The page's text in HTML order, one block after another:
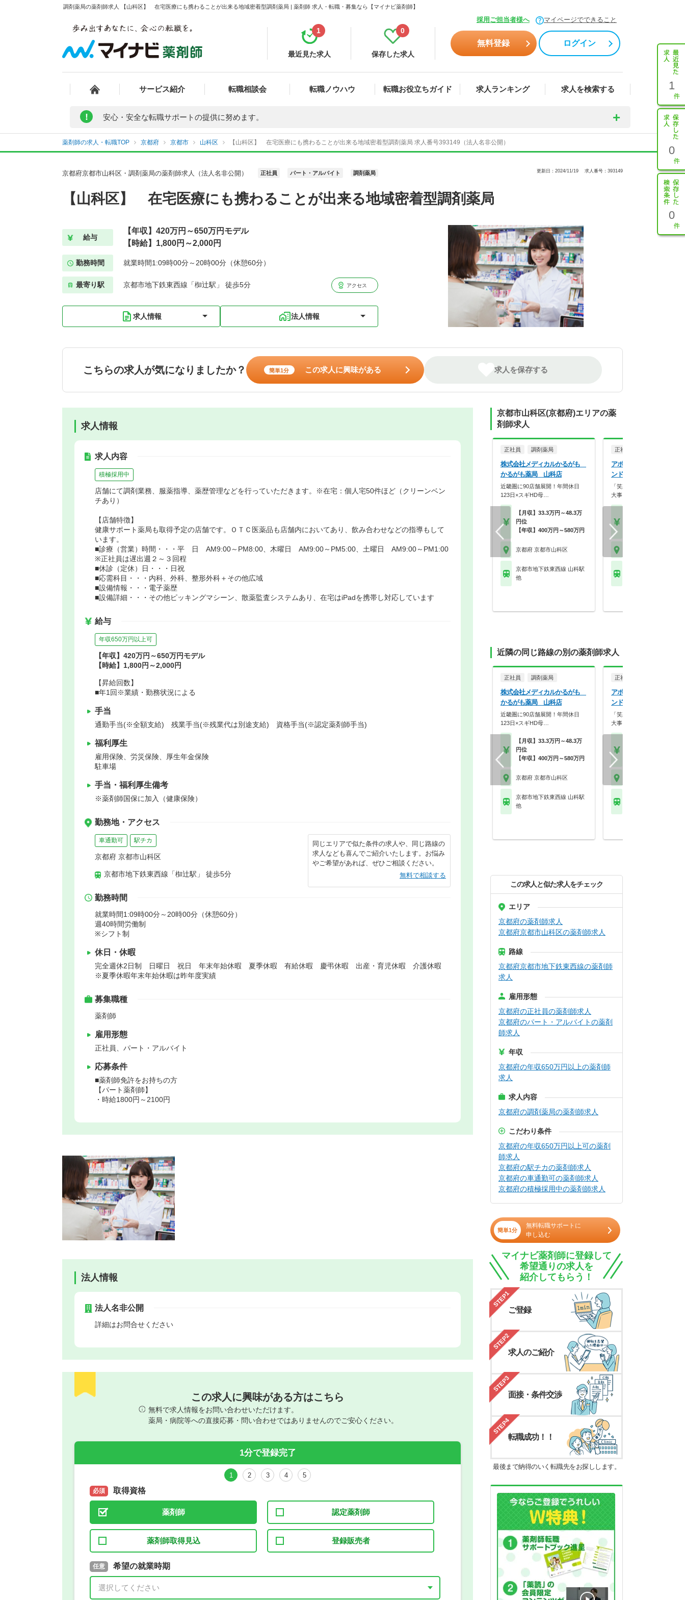
調剤薬局の薬剤師求人 【山科区】 在宅医療にも携わることが出来る地域密着型調剤薬局 | 薬剤師 求人・転職・募集なら【マイナビ薬剤師】
採用ご担当者様へ マイページでできること
最近見た求人
1
保存した求人
0
無料登録 ログイン
サービス紹介 転職相談会 転職ノウハウ 転職お役立ちガイド 求人ランキング 求人を検索する 1
0
0
! 安心・安全な転職サポートの提供に努めます。
薬剤師の求人・転職TOP 京都府 京都市 山科区 【山科区】 在宅医療にも携わることが出来る地域密着型調剤薬局 求人番号393149（法人名非公開）
京都府京都市山科区・調剤薬局の薬剤師求人（法人名非公開） 正社員 パート・アルバイト 調剤薬局 更新日：2024/11/19 求人番号：393149
【山科区】 在宅医療にも携わることが出来る地域密着型調剤薬局
給与
【年収】420万円～650万円モデル
【時給】1,800円～2,000円
勤務時間 就業時間1:09時00分～20時00分（休憩60分）
最寄り駅 京都市地下鉄東西線「椥辻駅」 徒歩5分 アクセス
求人情報 法人情報
こちらの求人が気になりましたか？ 簡単1分 この求人に興味がある 求人を保存する
求人情報
求人内容
積極採用中
店舗にて調剤業務、服薬指導、薬歴管理などを行っていただきます。※在宅：個人宅50件ほど（クリーンベン
チあり）
【店舗特徴】
健康サポート薬局も取得予定の店舗です。ＯＴＣ医薬品も店舗内においてあり、飲み合わせなどの指導もして
います。
■診療（営業）時間・・・平 日 AM9:00～PM8:00、木曜日 AM9:00～PM5:00、土曜日 AM9:00～PM1:00
※正社員は遅出週２～３回程
■休診（定休）日・・・日祝
■応需科目・・・内科、外科、整形外科＋その他広域
■設備情報・・・電子薬歴
■設備詳細・・・その他ピッキングマシーン、散薬監査システムあり、在宅はiPadを携帯し対応しています
給与
年収650万円以上可
【年収】420万円～650万円モデル
【時給】1,800円～2,000円
【昇給回数】
■年1回※業績・勤務状況による
手当
通勤手当(※全額支給) 残業手当(※残業代は別途支給) 資格手当(※認定薬剤師手当)
福利厚生
雇用保険、労災保険、厚生年金保険
駐車場
手当・福利厚生備考
※薬剤師国保に加入（健康保険）
勤務地・アクセス
車通勤可 駅チカ
京都府 京都市山科区
京都市地下鉄東西線「椥辻駅」 徒歩5分
同じエリアで似た条件の求人や、同じ路線の
求人なども喜んでご紹介いたします。お悩み
やご希望があれば、ぜひご相談ください。
無料で相談する
勤務時間
就業時間1:09時00分～20時00分（休憩60分）
週40時間労働制
※シフト制
休日・休暇
完全週休2日制 日曜日 祝日 年末年始休暇 夏季休暇 有給休暇 慶弔休暇 出産・育児休暇 介護休暇
※夏季休暇年末年始休暇は昨年度実績
募集職種
薬剤師
雇用形態
正社員、パート・アルバイト
応募条件
■薬剤師免許をお持ちの方
【パート薬剤師】
・時給1800円～2100円
法人情報
法人名非公開
詳細はお問合せください
この求人に興味がある方はこちら
無料で求人情報をお問い合わせいただけます。
薬局・病院等への直接応募・問い合わせではありませんのでご安心ください。
1分で登録完了
1 2 3 4 5
必須 取得資格
薬剤師 認定薬剤師
薬剤師取得見込 登録販売者
必須 取得予定年
年 3月
任意 希望の就業時期
正社員
パート(週4日～5日)
京都市山科区(京都府)エリアの薬
剤師求人
正社員 調剤薬局
株式会社メディカルかるがも
かるがも薬局 山科店
近畿圏に90店舗展開！年間休日
123日×スギHD母…
【月収】33.3万円～48.3万
円位
【年収】400万円～580万円
京都府 京都市山科区
京都市地下鉄東西線 山科駅
他
正社員
アポクリート株式会社
ンド薬局 山科東野店
「笑顔」と「おもてなしの
大事にし、常に挑戦を…
近隣の同じ路線の別の薬剤師求人
正社員 調剤薬局
株式会社メディカルかるがも
かるがも薬局 山科店
近畿圏に90店舗展開！年間休日
123日×スギHD母…
【月収】33.3万円～48.3万
円位
【年収】400万円～580万円
京都府 京都市山科区
京都市地下鉄東西線 山科駅
他
正社員
アポクリート株式会社
ンド薬局 山科東野店
「笑顔」と「おもてなしの
大事にし、常に挑戦を…
この求人と似た求人をチェック
エリア
京都府の薬剤師求人
京都府京都市山科区の薬剤師求人
路線
京都府京都市地下鉄東西線の薬剤師
求人
雇用形態
京都府の正社員の薬剤師求人
京都府のパート・アルバイトの薬剤
師求人
年収
京都府の年収650万円以上の薬剤師
求人
求人内容
京都府の調剤薬局の薬剤師求人
こだわり条件
京都府の年収650万円以上可の薬剤
師求人
京都府の駅チカの薬剤師求人
京都府の車通勤可の薬剤師求人
京都府の積極採用中の薬剤師求人
簡単1分
無料転職サポートに
申し込む
マイナビ薬剤師に登録して
希望通りの求人を
紹介してもらう！
STEP1
ご登録
STEP2
求人のご紹介
STEP3
面接・条件交渉
STEP4
転職成功！！
最後まで納得のいく転職先をお探しします。